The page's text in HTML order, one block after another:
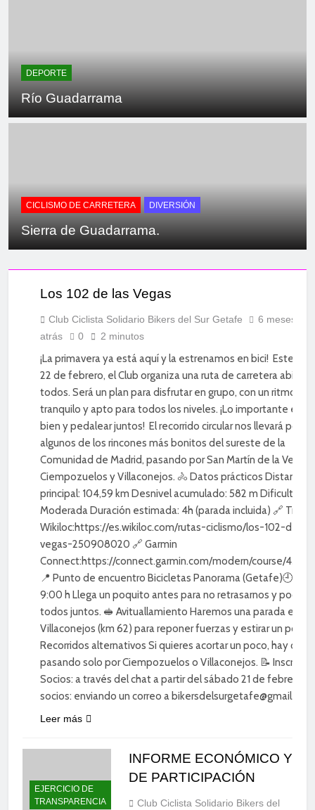
DEPORTE
Río Guadarrama
CICLISMO DE CARRETERA DIVERSIÓN
Sierra de Guadarrama.
CICLISMO
DEPORTE
DIVERSIÓN
SOCIAL
Los 102 de las Vegas
Club Ciclista Solidario Bikers del Sur Getafe
6 meses
atrás
0 2 minutos
¡La primavera ya está aquí y la estrenamos en bici! Este
22 de febrero, el Club organiza una ruta de carretera abierta
todos. Será un plan para disfrutar en grupo, con un ritmo
tranquilo y apto para todos los niveles. ¡Lo importante es
bien y pedalear juntos! El recorrido circular nos llevará por
algunos de los rincones más bonitos del sureste de la
Comunidad de Madrid, pasando por San Martín de la Vega,
Ciempozuelos y Villaconejos. 🚴 Datos prácticos Distancia
principal: 104,59 km Desnivel acumulado: 582 m Dificultad:
Moderada Duración estimada: 4h (parada incluida) 🔗 Track
Wikiloc:https://es.wikiloc.com/rutas-ciclismo/los-102-de-
vegas-250908020 🔗 Garmin
Connect:https://connect.garmin.com/modern/course/
📍 Punto de encuentro Bicicletas Panorama (Getafe)🕘
9:00 h Llega un poquito antes para no retrasarnos y poder
todos juntos. 🥪 Avituallamiento Haremos una parada en
Villaconejos (km 62) para reponer fuerzas y estirar un poco.
Recorridos alternativos Si quieres acortar un poco, hay
pasando solo por Ciempozuelos o Villaconejos. 📝
Socios: a través del chat a partir del sábado 21 de febrero.
socios: enviando un correo a bikersdelsurgetafe@gmail.com
Leer más
EJERCICIO DE
TRANSPARENCIA
INFORME ECONÓMICO Y
DE PARTICIPACIÓN
Club Ciclista Solidario Bikers del